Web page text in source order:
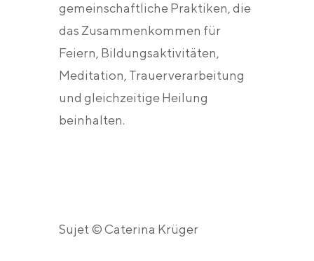
gemeinschaftliche Praktiken, die
das Zusammenkommen für
Feiern, Bildungsaktivitäten,
Meditation, Trauerverarbeitung
und gleichzeitige Heilung
beinhalten.
Sujet © Caterina Krüger